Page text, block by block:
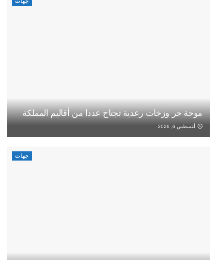
موجة حر وزخات رعدية تجتاح عددا من أقاليم المملكة
أغسطس 6, 2026
جهات